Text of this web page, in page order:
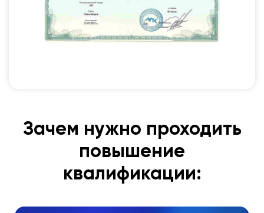
Зачем нужно проходить
повышение
квалификации: